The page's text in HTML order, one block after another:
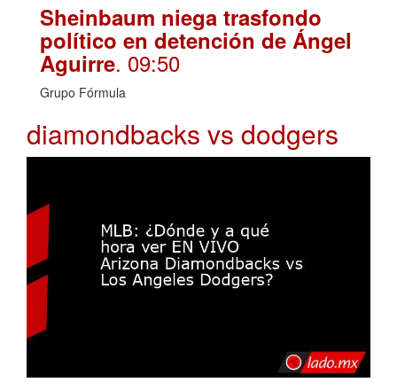
Sheinbaum niega trasfondo
político en detención de Ángel
Aguirre. 09:50
Grupo Fórmula
diamondbacks vs dodgers